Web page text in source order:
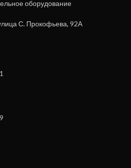
оборудование
С. Прокофьева, 92А